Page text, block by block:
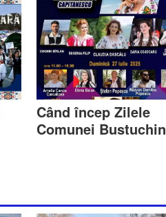
Când încep Zilele
Comunei Bustuchin